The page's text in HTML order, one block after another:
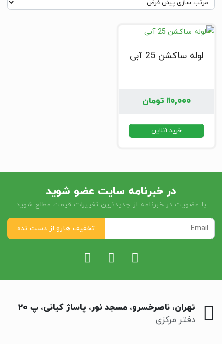
لوله ساکشن 25 آبی
۱۱۰,۰۰۰ تومان
خرید آنلاین
در خبرنامه سایت عضو شوید
با عضویت در خبرنامه از جدیدترین تغییرات قیمت مطلع شوید
تهران، ناصرخسرو، مسجد نور، پاساژ کیانی، پ 20
دفتر مرکزی